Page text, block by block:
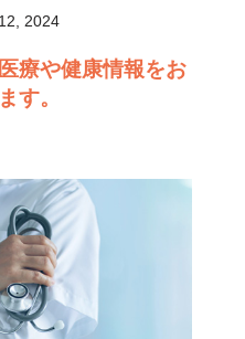
2024
療や健康情報をお
す。